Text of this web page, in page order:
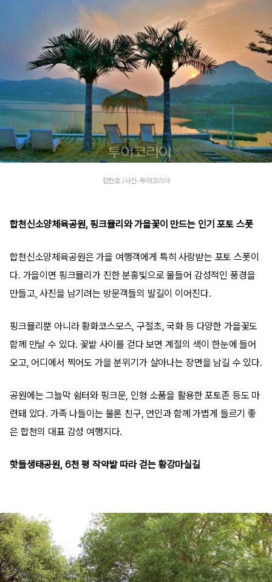
합천호 /사진-투어코리아
합천신소양체육공원, 핑크뮬리와 가을꽃이 만드는 인기 포토 스폿
합천신소양체육공원은 가을 여행객에게 특히 사랑받는 포토 스폿이
다. 가을이면 핑크뮬리가 진한 분홍빛으로 물들어 감성적인 풍경을
만들고, 사진을 남기려는 방문객들의 발길이 이어진다.
핑크뮬리뿐 아니라 황화코스모스, 구절초, 국화 등 다양한 가을꽃도
함께 만날 수 있다. 꽃밭 사이를 걷다 보면 계절의 색이 한눈에 들어
오고, 어디에서 찍어도 가을 분위기가 살아나는 장면을 남길 수 있다.
공원에는 그늘막 쉼터와 핑크문, 인형 소품을 활용한 포토존 등도 마
련돼 있다. 가족 나들이는 물론 친구, 연인과 함께 가볍게 들르기 좋
은 합천의 대표 감성 여행지다.
핫들생태공원, 6천 평 작약밭 따라 걷는 황강마실길